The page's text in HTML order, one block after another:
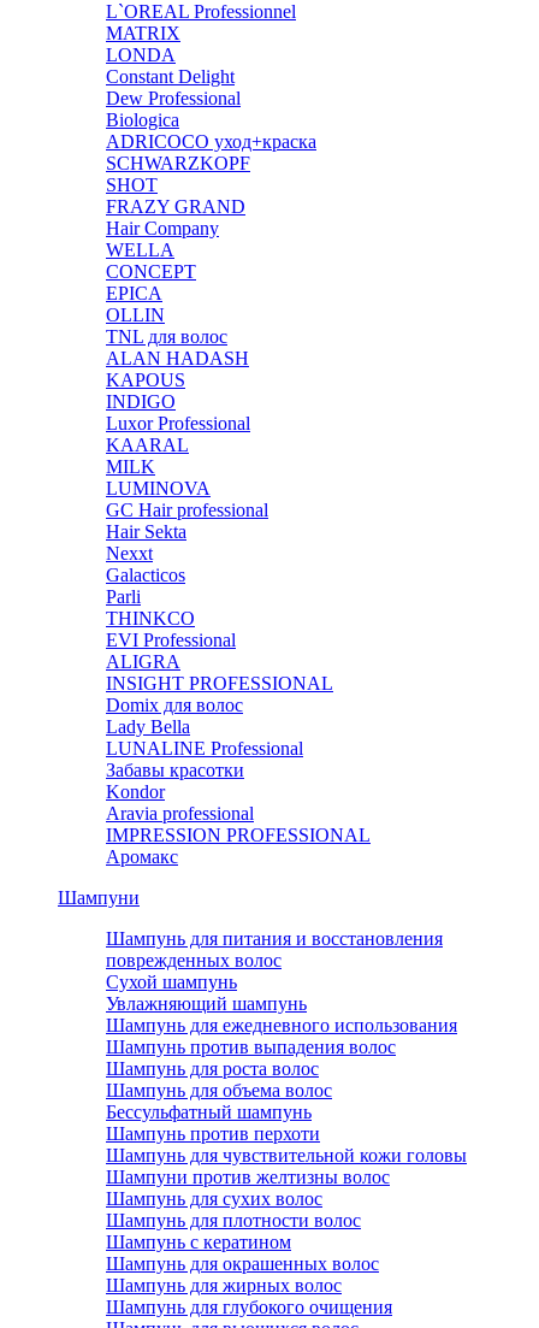
L`OREAL Professionnel
MATRIX
LONDA
Constant Delight
Dew Professional
Biologica
ADRICOCO уход+краска
SCHWARZKOPF
SHOT
FRAZY GRAND
Hair Company
WELLA
CONCEPT
EPICA
OLLIN
TNL для волос
ALAN HADASH
KAPOUS
INDIGO
Luxor Professional
KAARAL
MILK
LUMINOVA
GC Hair professional
Hair Sekta
Nexxt
Galacticos
Parli
THINKCO
EVI Professional
ALIGRA
INSIGHT PROFESSIONAL
Domix для волос
Lady Bella
LUNALINE Professional
Забавы красотки
Kondor
Aravia professional
IMPRESSION PROFESSIONAL
Аромакс
Шампуни
Шампунь для питания и восстановления
поврежденных волос
Сухой шампунь
Увлажняющий шампунь
Шампунь для ежедневного использования
Шампунь против выпадения волос
Шампунь для роста волос
Шампунь для объема волос
Бессульфатный шампунь
Шампунь против перхоти
Шампунь для чувствительной кожи головы
Шампуни против желтизны волос
Шампунь для сухих волос
Шампунь для плотности волос
Шампунь с кератином
Шампунь для окрашенных волос
Шампунь для жирных волос
Шампунь для глубокого очищения